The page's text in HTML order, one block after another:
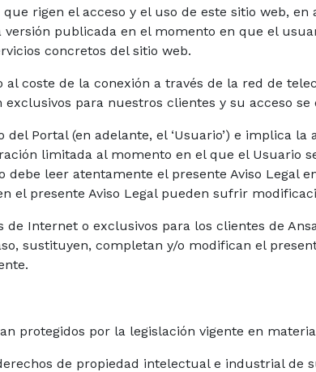
rigen el acceso y el uso de este sitio web,
publicada en el momento en que el
concretos del sitio web.
coste de la conexión a través de la red de
para nuestros clientes y su acceso
Portal (en adelante, el ‘Usuario’) e implica
limitada al momento en el que el Usuario
leer atentamente el presente Aviso Legal
el presente Aviso Legal pueden sufrir
Internet o exclusivos para los clientes de
sustituyen, completan y/o modifican el
protegidos por la legislación vigente en
de propiedad intelectual e industrial de